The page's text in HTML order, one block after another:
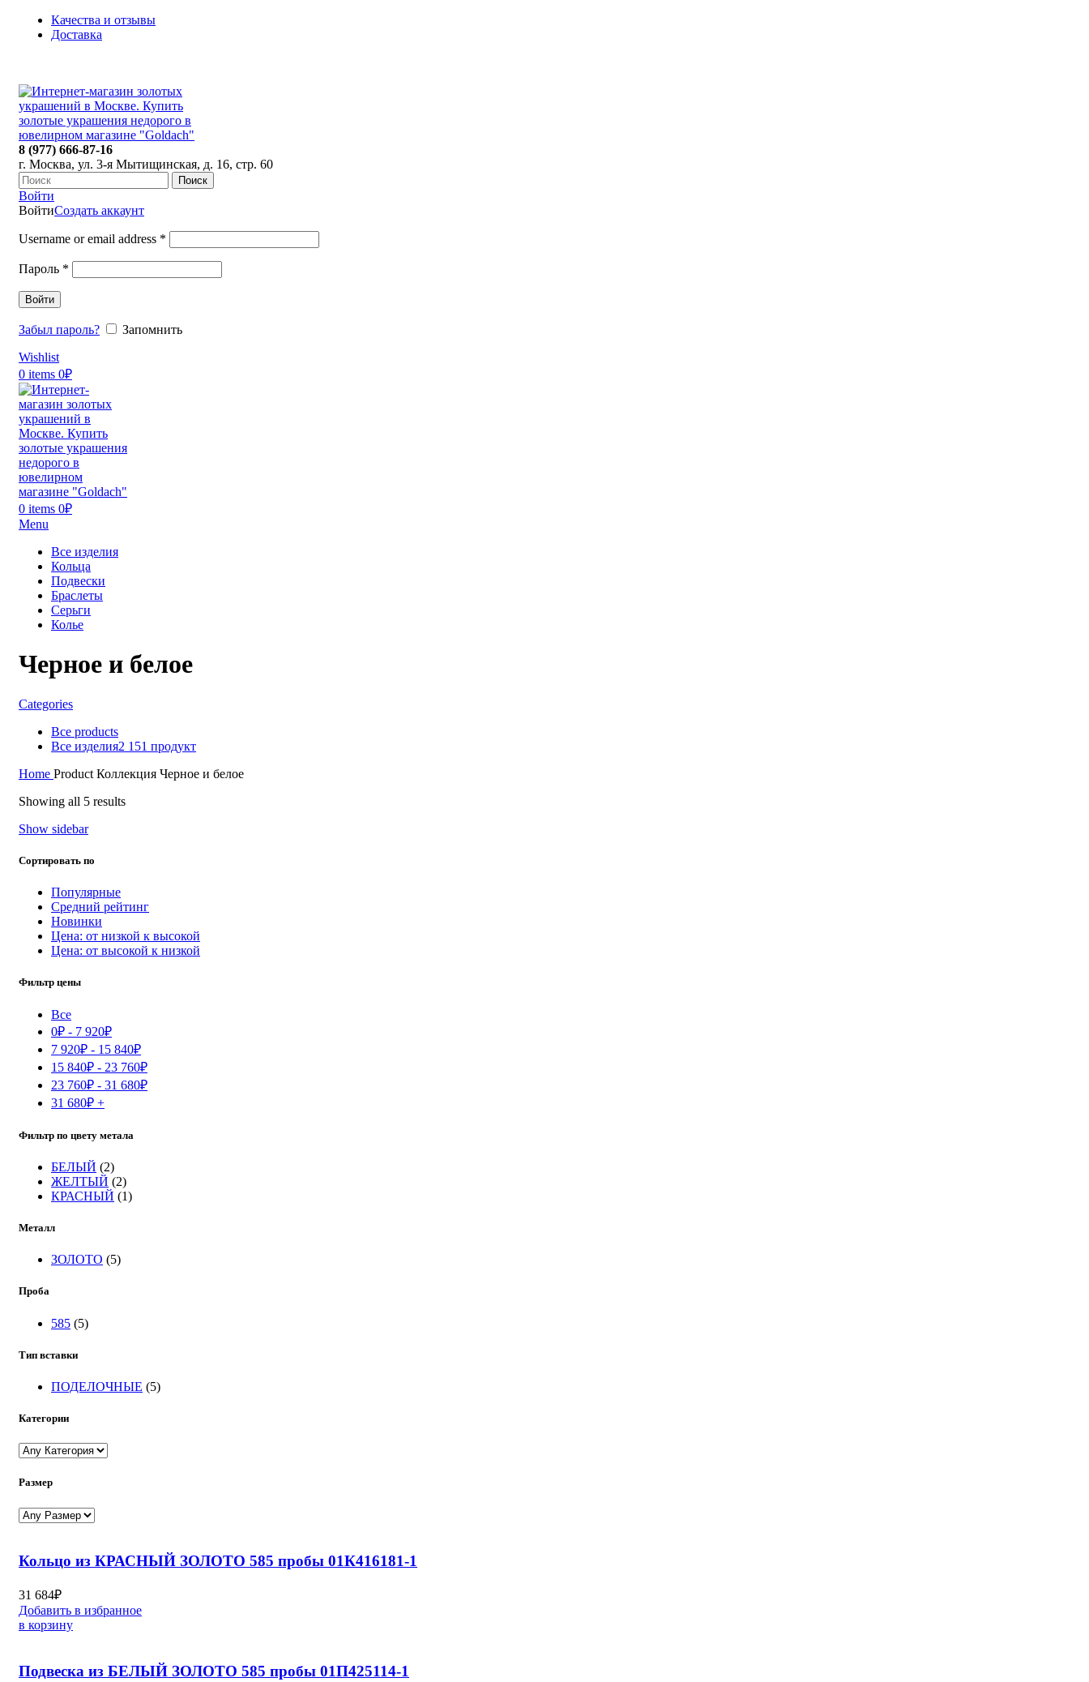
Качества и отзывы
Доставка
8 (977) 666-87-16
г. Москва, ул. 3-я Мытищинская, д. 16, стр. 60
Поиск
Войти
ВойтиСоздать аккаунт
Username or email address *
Пароль *
Войти
Забыл пароль?
Запомнить
Wishlist
0 items 0₽
0 items 0₽
Menu
Все изделия
Кольца
Подвески
Браслеты
Серьги
Колье
Черное и белое
Categories
Все products
Все изделия2 151 продукт
Home Product Коллекция Черное и белое
Showing all 5 results
Show sidebar
Сортировать по
Популярные
Средний рейтинг
Новинки
Цена: от низкой к высокой
Цена: от высокой к низкой
Фильтр цены
Все
0₽ - 7 920₽
7 920₽ - 15 840₽
15 840₽ - 23 760₽
23 760₽ - 31 680₽
31 680₽ +
Фильтр по цвету метала
БЕЛЫЙ (2)
ЖЕЛТЫЙ (2)
КРАСНЫЙ (1)
Металл
ЗОЛОТО (5)
Проба
585 (5)
Тип вставки
ПОДЕЛОЧНЫЕ (5)
Категории
Размер
Кольцо из КРАСНЫЙ ЗОЛОТО 585 пробы 01К416181-1
31 684₽
Добавить в избранное
в корзину
Подвеска из БЕЛЫЙ ЗОЛОТО 585 пробы 01П425114-1